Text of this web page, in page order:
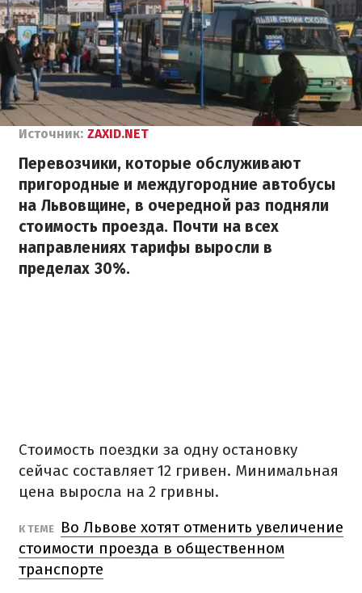
Источник: ZAXID.NET
Перевозчики, которые обслуживают
пригородные и междугородние автобусы
на Львовщине, в очередной раз подняли
стоимость проезда. Почти на всех
направлениях тарифы выросли в
пределах 30%.
Стоимость поездки за одну остановку
сейчас составляет 12 гривен. Минимальная
цена выросла на 2 гривны.
К ТЕМЕ
Во Львове хотят отменить увеличение
стоимости проезда в общественном
транспорте